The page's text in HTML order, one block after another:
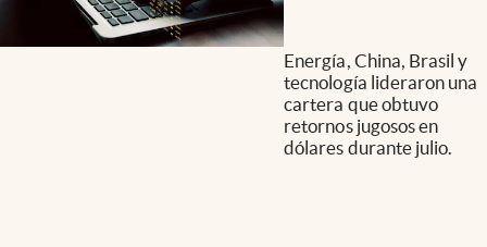
Energía, China, Brasil y
tecnología lideraron una
cartera que obtuvo
retornos jugosos en
dólares durante julio.